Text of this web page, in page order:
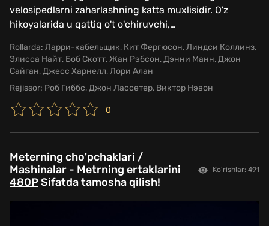
velosipedlarni zaharlashning katta muxlisidir. O'z
hikoyalarida u qattiq o't o'chiruvchi,…
Rollarda: Ларри-кабельщик, Кит Фергюсон, Линдси Коллинз,
Элисса Найт, Боб Скотт, Жан Рэбсон, Дэнни Манн, Джон
Сайган, Джесс Харнелл, Лори Алан
Rejissor: Роб Гиббс, Джон Лассетер, Виктор Нэвон
0
Meterning cho'pchaklari /
Mashinalar - Metrning ertaklarini
480PSifatda tamosha qilish!
Ko'rishlar: 491